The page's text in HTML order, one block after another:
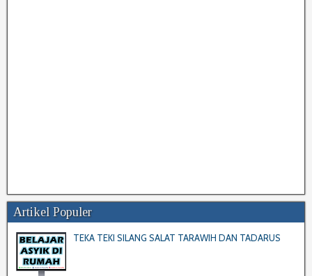
Artikel Populer
TEKA TEKI SILANG SALAT TARAWIH DAN TADARUS